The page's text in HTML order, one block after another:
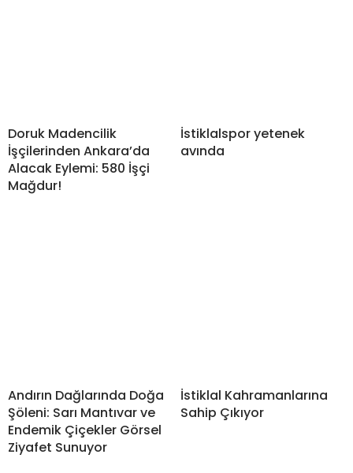
Doruk Madencilik
İşçilerinden Ankara’da
Alacak Eylemi: 580 İşçi
Mağdur!
İstiklalspor yetenek
avında
Andırın Dağlarında Doğa
Şöleni: Sarı Mantıvar ve
Endemik Çiçekler Görsel
Ziyafet Sunuyor
İstiklal Kahramanlarına
Sahip Çıkıyor